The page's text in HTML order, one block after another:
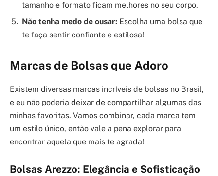
tamanho e formato ficam melhores no seu corpo.
Não tenha medo de ousar: Escolha uma bolsa que
te faça sentir confiante e estilosa!
Marcas de Bolsas que Adoro
Existem diversas marcas incríveis de bolsas no Brasil,
e eu não poderia deixar de compartilhar algumas das
minhas favoritas. Vamos combinar, cada marca tem
um estilo único, então vale a pena explorar para
encontrar aquela que mais te agrada!
Bolsas Arezzo: Elegância e Sofisticação